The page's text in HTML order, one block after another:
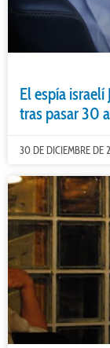
El espía
tras pasar 30
30 DE DICIEMBRE DE